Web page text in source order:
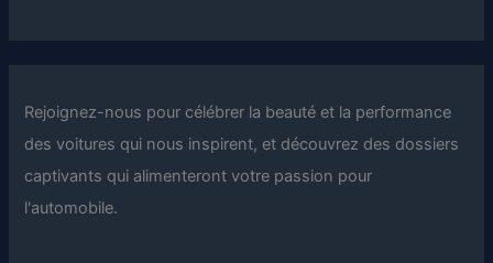
Rejoignez-nous pour célébrer la beauté et la performance
des voitures qui nous inspirent, et découvrez des dossiers
captivants qui alimenteront votre passion pour
l'automobile.